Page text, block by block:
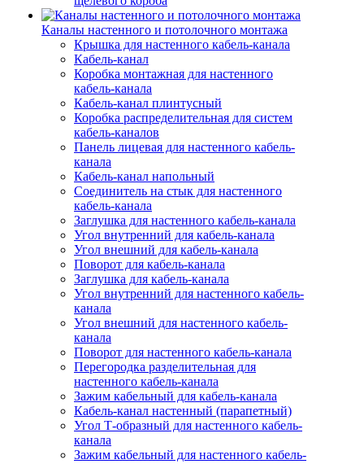
Каналы настенного и потолочного монтажа
Крышка для настенного кабель-канала
Кабель-канал
Коробка монтажная для настенного
кабель-канала
Кабель-канал плинтусный
Коробка распределительная для систем
кабель-каналов
Панель лицевая для настенного кабель-
канала
Кабель-канал напольный
Соединитель на стык для настенного
кабель-канала
Заглушка для настенного кабель-канала
Угол внутренний для кабель-канала
Угол внешний для кабель-канала
Поворот для кабель-канала
Заглушка для кабель-канала
Угол внутренний для настенного кабель-
канала
Угол внешний для настенного кабель-
канала
Поворот для настенного кабель-канала
Перегородка разделительная для
настенного кабель-канала
Зажим кабельный для кабель-канала
Кабель-канал настенный (парапетный)
Угол Т-образный для настенного кабель-
канала
Зажим кабельный для настенного кабель-